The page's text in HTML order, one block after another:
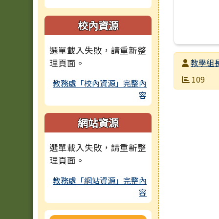
校內資源
選單載入失敗，請重新整
理頁面。
教務處「校內資源」完整內
容
網站資源
選單載入失敗，請重新整
理頁面。
教務處「網站資源」完整內
容
發布者教學組
發布日期
瀏覽次數
109